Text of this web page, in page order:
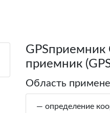
GPSприемник
приемник
Область
— определение